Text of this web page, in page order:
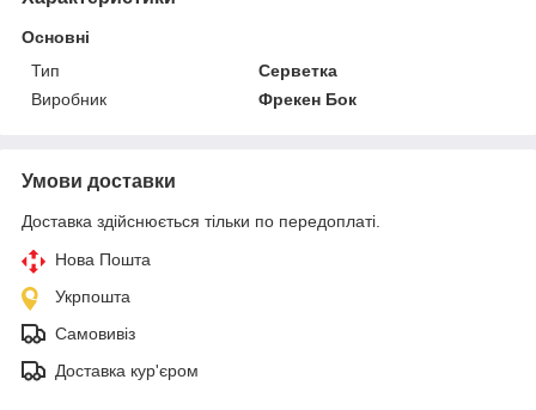
Основні
Тип
Серветка
Виробник
Фрекен Бок
Умови доставки
Доставка здійснюється тільки по передоплаті.
Нова Пошта
Укрпошта
Самовивіз
Доставка кур'єром